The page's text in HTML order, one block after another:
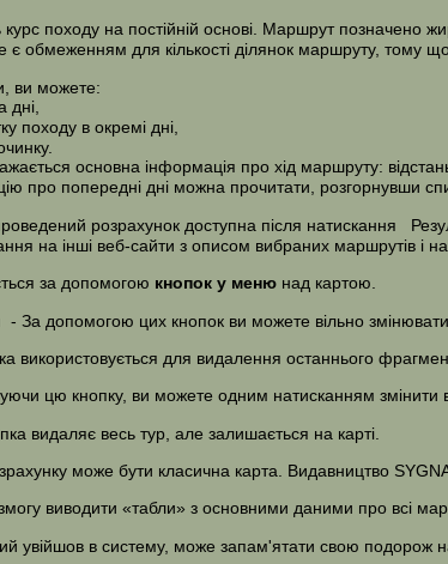
походу на постійній основі. Маршрут позначено
є обмеженням для кількості ділянок маршруту, тому
ви можете:
дні,
походу в окремі дні,
основна інформація про хід маршруту:
про попередні дні можна прочитати, розгорнувши
розрахунок доступна після натискання
на інші веб-сайти з описом вибраних маршрутів і
за допомогою кнопок у меню над картою.
- За допомогою цих кнопок ви можете вільно змінювати
використовується для видалення останнього
цю кнопку, ви можете одним натисканням змінити
видаляє весь тур, але залишається на карті.
може бути класична карта. Видавництво
виводити «табли» з основними даними про всі
увійшов в систему, може запам'ятати свою подорож